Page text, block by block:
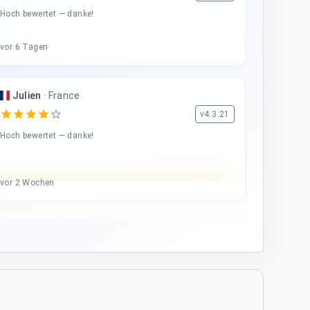
Hoch bewertet — danke!
vor 6 Tagen
Julien · France
star star star star star_border v4.3.21
Hoch bewertet — danke!
vor 2 Wochen
starstarstarstarstar v4.3.21
Fünf-Sterne-Bewertung